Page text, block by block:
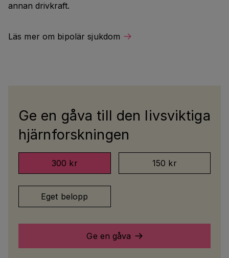
annan drivkraft.
Läs mer om bipolär sjukdom
Ge en gåva till den livsviktiga
hjärnforskningen
300 kr 150 kr
Eget belopp
Ge en gåva